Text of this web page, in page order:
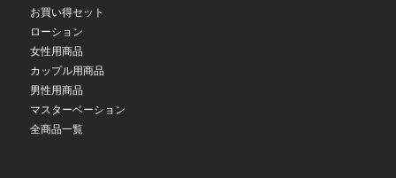
お買い得セット
ローション
女性用商品
カップル用商品
男性用商品
マスターベーション
全商品一覧